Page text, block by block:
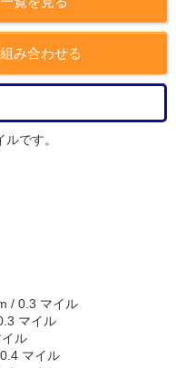
み合わせる
です。
/ 0.3 マイル
マイル
ル
マイル